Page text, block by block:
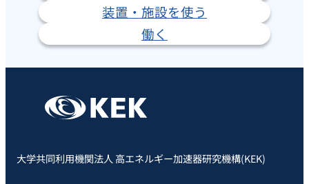
装置・施設を使う
働く
大学共同利用機関法人 高エネルギー加速器研究機構(KEK)